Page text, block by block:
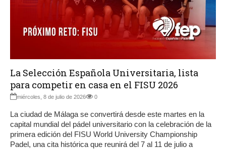
La Selección Española Universitaria, lista
para competir en casa en el FISU 2026
miércoles, 8 de julio de 2026 0
La ciudad de Málaga se convertirá desde este martes en la
capital mundial del pádel universitario con la celebración de la
primera edición del FISU World University Championship
Padel, una cita histórica que reunirá del 7 al 11 de julio a